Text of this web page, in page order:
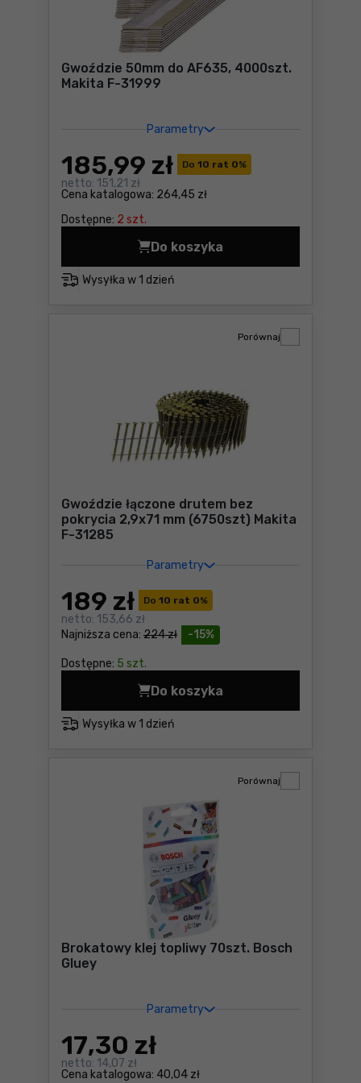
Gwoździe 50mm do AF635, 4000szt.
Makita F-31999
Parametry
Do 10 rat 0%
Cena katalogowa: 264,45 zł
185,99 zł
netto: 151,21 zł
Dostępne: 2 szt.
Wysyłka w 1 dzień
Do koszyka
Gwoździe 50mm do AF635,
Gwoździe łączone drutem bez
pokrycia 2,9x71 mm (6750szt) Makita
F-31285
Parametry
Do 10 rat 0%
-15%
Najniższa cena: 224 zł
189 zł
netto: 153,66 zł
Dostępne: 5 szt.
Porównaj
Wysyłka w 1 dzień
Do koszyka
Gwoździe łączone drutem
Brokatowy klej topliwy 70szt. Bosch
Gluey
Parametry
Cena katalogowa: 40,04 zł
17,30 zł
netto: 14,07 zł
Porównaj